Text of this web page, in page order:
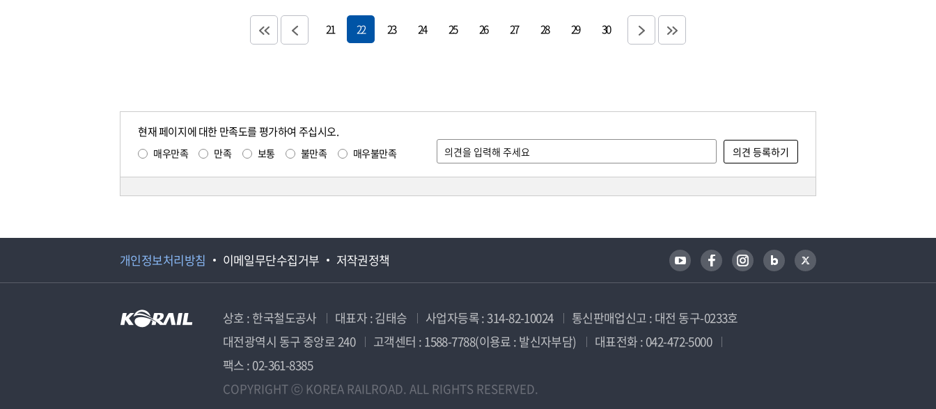
21 22 23 24 25 26 27 28 29 30
현재 페이지에 대한 만족도를 평가하여 주십시오.
매우만족 만족 보통 불만족 매우불만족
개인정보처리방침 이메일무단수집거부 저작권정책
상호 : 한국철도공사 대표자 : 김태승 사업자등록 : 314-82-10024
통신판매업신고 : 대전 동구-0233호
대전광역시 동구 중앙로 240
고객센터 : 1588-7788(이용료 : 발신자부담)
대표전화 : 042-472-5000
팩스 : 02-361-8385
COPYRIGHT ⓒ KOREA RAILROAD. ALL RIGHTS RESERVED.